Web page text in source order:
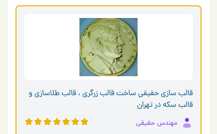
قالب سازی حقیقی ساخت قالب زرگری ، قالب طلاسازی و
قالب سکه در تهران
مهندس حقیقی